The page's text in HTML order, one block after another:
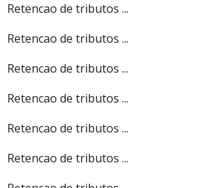
Retencao de tributos ...
Retencao de tributos ...
Retencao de tributos ...
Retencao de tributos ...
Retencao de tributos ...
Retencao de tributos ...